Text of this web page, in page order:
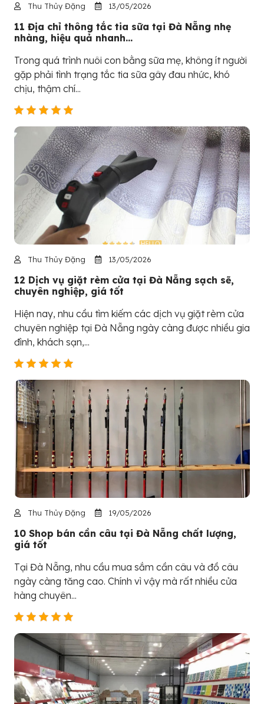
Thu Thủy Đặng 13/05/2026
11 Địa chỉ thông tắc tia sữa tại Đà Nẵng nhẹ
nhàng, hiệu quả nhanh...
Trong quá trình nuôi con bằng sữa mẹ, không ít người
gặp phải tình trạng tắc tia sữa gây đau nhức, khó
chịu, thậm chí...
Thu Thủy Đặng 13/05/2026
12 Dịch vụ giặt rèm cửa tại Đà Nẵng sạch sẽ,
chuyên nghiệp, giá tốt
Hiện nay, nhu cầu tìm kiếm các dịch vụ giặt rèm cửa
chuyên nghiệp tại Đà Nẵng ngày càng được nhiều gia
đình, khách sạn,...
Thu Thủy Đặng 19/05/2026
10 Shop bán cần câu tại Đà Nẵng chất lượng,
giá tốt
Tại Đà Nẵng, nhu cầu mua sắm cần câu và đồ câu
ngày càng tăng cao. Chính vì vậy mà rất nhiều cửa
hàng chuyên...